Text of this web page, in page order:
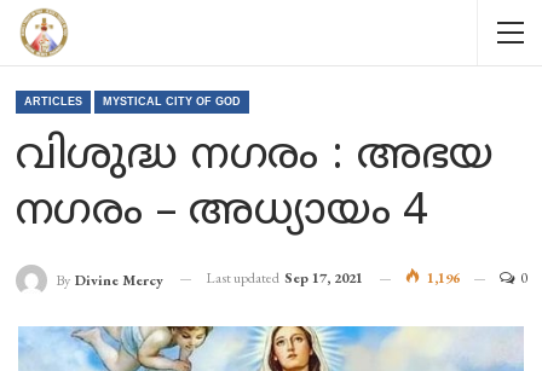
ARTICLES MYSTICAL CITY OF GOD
വിശുദ്ധ നഗരം : അഭയ
നഗരം – അധ്യായം 4
By Divine Mercy Last updated Sep 17, 2021 1,196 0